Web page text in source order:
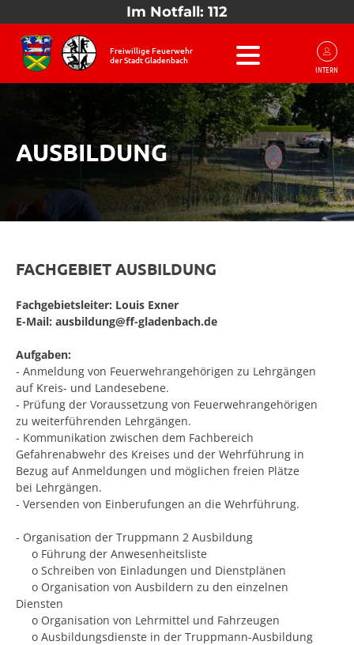
Im Notfall: 112
Freiwillige Feuerwehr
der Stadt Gladenbach
INTERN
AUSBILDUNG
FACHGEBIET AUSBILDUNG
Fachgebietsleiter: Louis Exner
E-Mail: ausbildung@ff-gladenbach.de
Aufgaben:
- Anmeldung von Feuerwehrangehörigen zu Lehrgängen
auf Kreis- und Landesebene.
- Prüfung der Voraussetzung von Feuerwehrangehörigen
zu weiterführenden Lehrgängen.
- Kommunikation zwischen dem Fachbereich
Gefahrenabwehr des Kreises und der Wehrführung in
Bezug auf Anmeldungen und möglichen freien Plätze
bei Lehrgängen.
- Versenden von Einberufungen an die Wehrführung.
- Organisation der Truppmann 2 Ausbildung
o Führung der Anwesenheitsliste
o Schreiben von Einladungen und Dienstplänen
o Organisation von Ausbildern zu den einzelnen
Diensten
o Organisation von Lehrmittel und Fahrzeugen
o Ausbildungsdienste in der Truppmann-Ausbildung